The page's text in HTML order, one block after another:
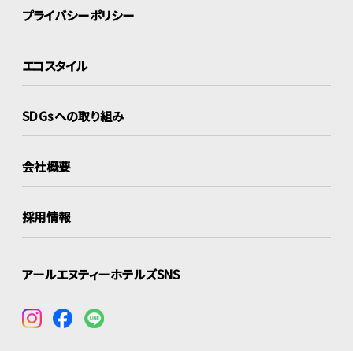
プライバシーポリシー
エコスタイル
SDGsへの取り組み
会社概要
採用情報
アールエヌティーホテルズSNS